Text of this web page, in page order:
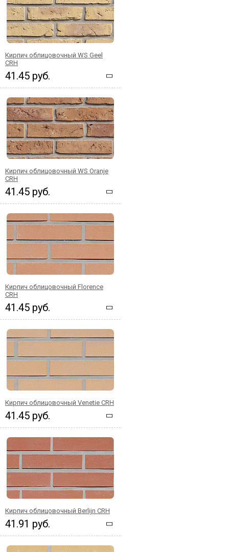
Кирпич облицовочный WS Geel
CRH
41.45 руб.
Кирпич облицовочный WS Oranje
CRH
41.45 руб.
Кирпич облицовочный Florence
CRH
41.45 руб.
Кирпич облицовочный Venetie CRH
41.45 руб.
Кирпич облицовочный Berlijn CRH
41.91 руб.